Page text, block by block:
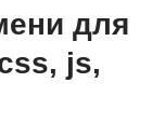
для
js,